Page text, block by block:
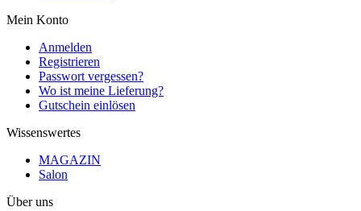
Mein Konto
Anmelden
Registrieren
Passwort vergessen?
Wo ist meine Lieferung?
Gutschein einlösen
Wissenswertes
MAGAZIN
Salon
Über uns